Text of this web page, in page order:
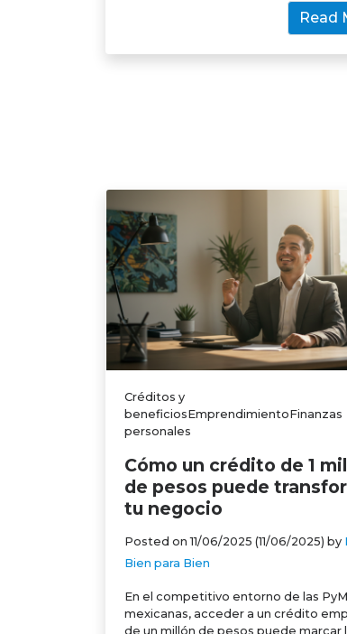
Read
Créditos y
beneficiosEmprendimientoFinanzas
personales
Cómo un crédito de 1
de pesos puede
tu negocio
Posted on11/06/2025 (11/06/2025) by
Bien para Bien
En el competitivo entorno de las
mexicanas, acceder a un crédito
de un millón de pesos puede marcar